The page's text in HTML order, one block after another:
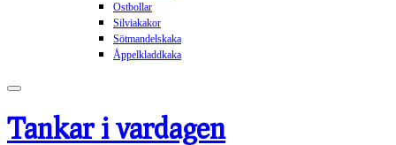
Ostbollar
Silviakakor
Sötmandelskaka
Åppelkladdkaka
Tankar i vardagen